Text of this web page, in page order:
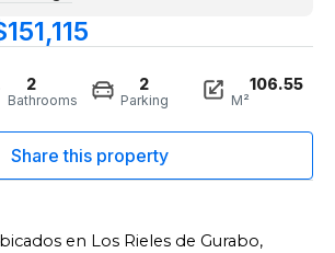
2
Bathrooms
2
Parking
106.55
M²
en Los Rieles de Gurabo,